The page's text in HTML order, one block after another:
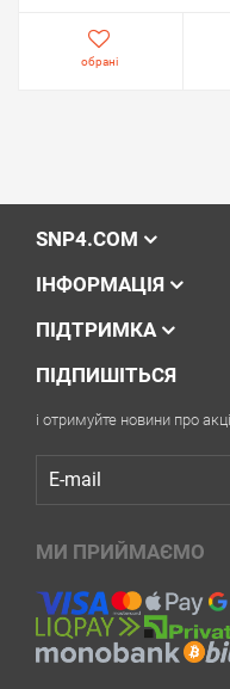
обрані
SNP4.COM
ІНФОРМАЦІЯ
ПІДТРИМКА
ПІДПИШІТЬСЯ
і отримуйте новини про
МИ ПРИЙМАЄМО